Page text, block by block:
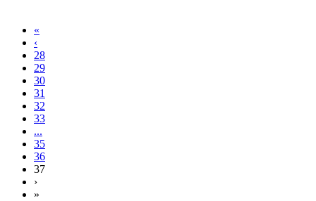
«
‹
28
29
30
31
32
33
...
35
36
37
›
»